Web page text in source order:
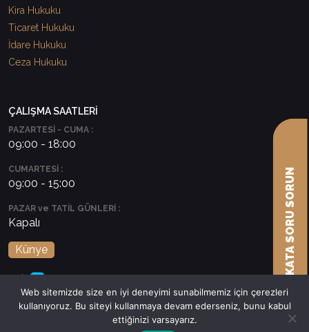
Kira Hukuku
Ticaret Hukuku
İdare Hukuku
Ceza Hukuku
ÇALIŞMA SAATLERİ
PAZARTESİ - CUMA :
09:00 - 18:00
CUMARTESİ :
09:00 - 15:00
PAZAR ve TATİL GÜNLERİ :
Kapalı
Künye
Web sitemizde size en iyi deneyimi sunabilmemiz için çerezleri
kullanıyoruz. Bu siteyi kullanmaya devam ederseniz, bunu kabul
ettiğinizi varsayarız.
AVUKATA SORU SORUN